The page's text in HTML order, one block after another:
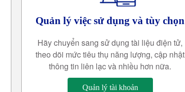
Quản lý việc sử dụng và tùy chọn
Hãy chuyển sang sử dụng tài liệu điện tử,
theo dõi mức tiêu thụ năng lượng, cập nhật
thông tin liên lạc và nhiều hơn nữa.
Quản lý tài khoản